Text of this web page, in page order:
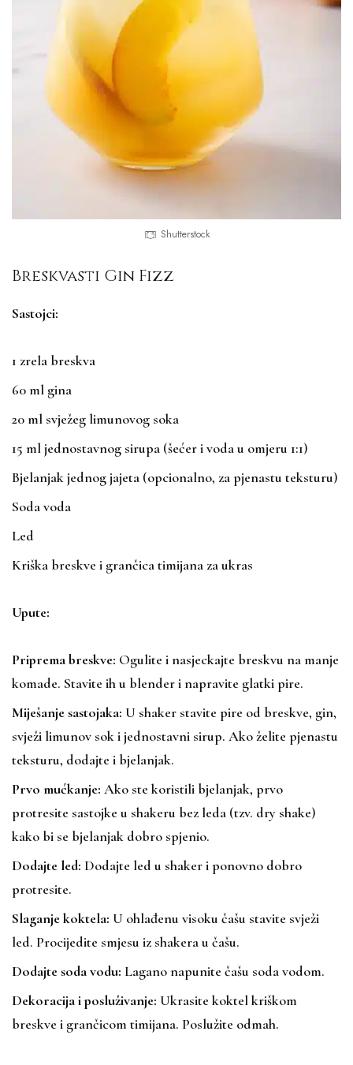
Shutterstock
Breskvasti Gin Fizz
Sastojci:
1 zrela breskva
60 ml gina
20 ml svježeg limunovog soka
15 ml jednostavnog sirupa (šećer i voda u omjeru 1:1)
Bjelanjak jednog jajeta (opcionalno, za pjenastu teksturu)
Soda voda
Led
Kriška breskve i grančica timijana za ukras
Upute:
Priprema breskve: Ogulite i nasjeckajte breskvu na manje
komade. Stavite ih u blender i napravite glatki pire.
Miješanje sastojaka: U shaker stavite pire od breskve, gin,
svježi limunov sok i jednostavni sirup. Ako želite pjenastu
teksturu, dodajte i bjelanjak.
Prvo mućkanje: Ako ste koristili bjelanjak, prvo
protresite sastojke u shakeru bez leda (tzv. dry shake)
kako bi se bjelanjak dobro spjenio.
Dodajte led: Dodajte led u shaker i ponovno dobro
protresite.
Slaganje koktela: U ohlađenu visoku čašu stavite svježi
led. Procijedite smjesu iz shakera u čašu.
Dodajte soda vodu: Lagano napunite čašu soda vodom.
Dekoracija i posluživanje: Ukrasite koktel kriškom
breskve i grančicom timijana. Poslužite odmah.